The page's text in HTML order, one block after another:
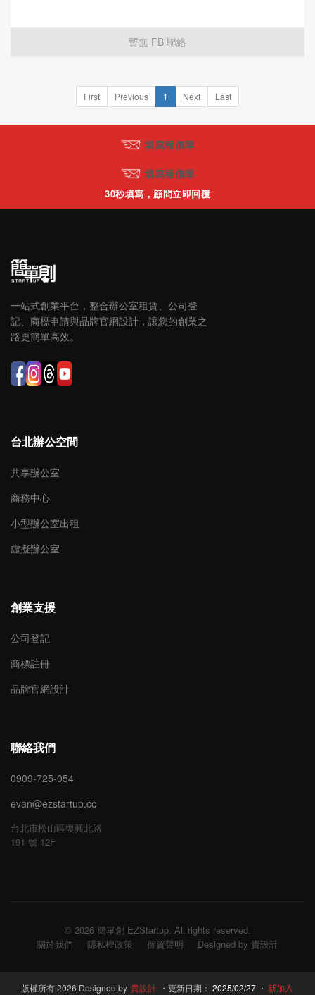
暫無 FB 聯絡
First Previous 1 Next Last
填寫報價單
填寫報價單
30秒填寫，顧問立即回覆
一站式創業平台，整合辦公室租賃、公司登
記、商標申請與品牌官網設計，讓您的創業之
路更簡單高效。
台北辦公空間
共享辦公室
商務中心
小型辦公室出租
虛擬辦公室
創業支援
公司登記
商標註冊
品牌官網設計
聯絡我們
0909-725-054
evan@ezstartup.cc
台北市松山區復興北路
191 號 12F
© 2026 簡單創 EZStartup. All rights reserved.
關於我們
隱私權政策 個資聲明 Designed by 貴設計
版權所有 2026 Designed by 貴設計 ・更新日期： 2025/02/27・ 新加入